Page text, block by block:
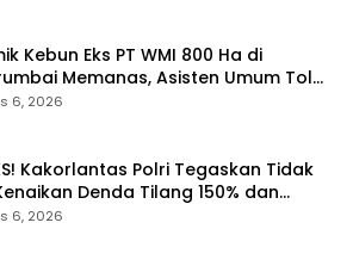
Kebun Eks PT WMI 800 Ha di
Memanas, Asisten Umum Tolak
Agrinas dan Tantang Presiden
6, 2026
Kakorlantas Polri Tegaskan Tidak
Denda Tilang 150% dan
Manual Menyeluruh
6, 2026